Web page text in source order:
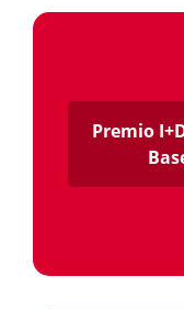
Premio